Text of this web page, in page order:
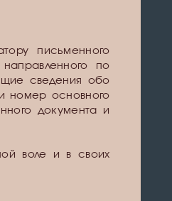
письменного
по
сведения обо
номер основного
документа и
воле и в своих